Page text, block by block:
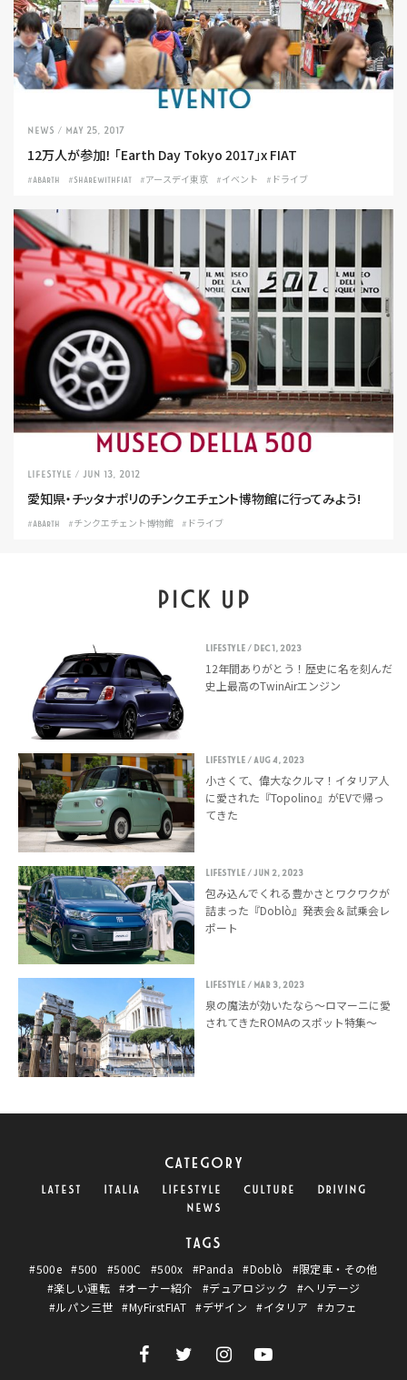
NEWS / May 25, 2017
12万人が参加！ 「Earth Day Tokyo 2017」x FIAT
#ABARTH #SHAREWITHFIAT #アースデイ東京 #イベント #ドライブ
LIFESTYLE / Jun 13, 2012
愛知県・チッタナポリのチンクエチェント博物館に行ってみよう!
#ABARTH #チンクエチェント博物館 #ドライブ
PICK UP
LIFESTYLE / Dec 1, 2023
12年間ありがとう！歴史に名を刻んだ
史上最高のTwinAirエンジン
LIFESTYLE/ Aug 4, 2023
小さくて、偉大なクルマ！イタリア人
に愛された『Topolino』がEVで帰っ
てきた
LIFESTYLE / Jun 2, 2023
包み込んでくれる豊かさとワクワクが
詰まった『Doblò』発表会＆試乗会レ
ポート
LIFESTYLE/ Mar 3, 2023
泉の魔法が効いたなら〜ロマーニに愛
されてきたROMAのスポット特集〜
CATEGORY
LATEST ITALIA LIFESTYLE CULTURE
DRIVING
NEWS
TAGS
#500e #500 #500C #500x #Panda #Doblò
#限定車・その他
#楽しい運転 #オーナー紹介 #デュアロジック
#ヘリテージ
#ルパン三世
#MyFirstFIAT #デザイン #イタリア #カフェ